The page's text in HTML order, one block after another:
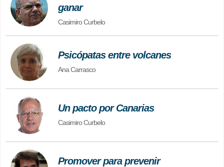
ganar
Casimiro Curbelo
Psicópatas entre volcanes
Ana Carrasco
Un pacto por Canarias
Casimiro Curbelo
Promover para prevenir